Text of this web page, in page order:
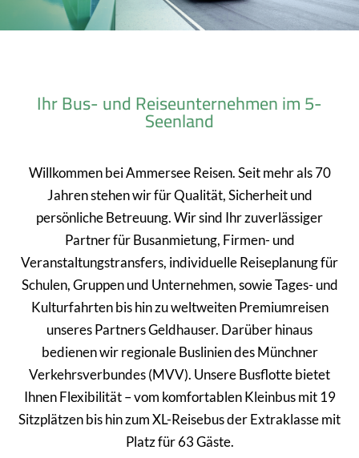
Ihr Bus- und Reiseunternehmen im 5-
Seenland
Willkommen bei Ammersee Reisen. Seit mehr als 70
Jahren stehen wir für Qualität, Sicherheit und
persönliche Betreuung. Wir sind Ihr zuverlässiger
Partner für Busanmietung, Firmen- und
Veranstaltungstransfers, individuelle Reiseplanung für
Schulen, Gruppen und Unternehmen, sowie Tages- und
Kulturfahrten bis hin zu weltweiten Premiumreisen
unseres Partners Geldhauser. Darüber hinaus
bedienen wir regionale Buslinien des Münchner
Verkehrsverbundes (MVV). Unsere Busflotte bietet
Ihnen Flexibilität – vom komfortablen Kleinbus mit 19
Sitzplätzen bis hin zum XL-Reisebus der Extraklasse mit
Platz für 63 Gäste.